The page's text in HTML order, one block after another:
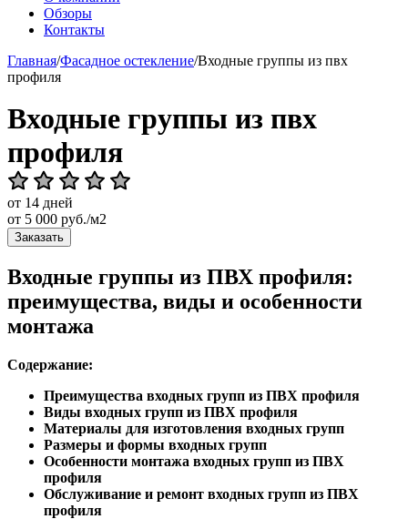
Обзоры
Контакты
Главная/Фасадное остекление/Входные группы из пвх
профиля
Входные группы из пвх
профиля
от 14 дней
от 5 000 руб./м2
Заказать
Входные группы из ПВХ профиля:
преимущества, виды и особенности
монтажа
Содержание:
Преимущества входных групп из ПВХ профиля
Виды входных групп из ПВХ профиля
Материалы для изготовления входных групп
Размеры и формы входных групп
Особенности монтажа входных групп из ПВХ
профиля
Обслуживание и ремонт входных групп из ПВХ
профиля